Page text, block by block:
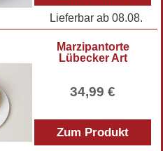
Lieferbar ab 08.08.
Marzipantorte
Lübecker Art
34,99 €
Zum Produkt